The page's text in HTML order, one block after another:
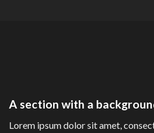
A section with a
Lorem ipsum dolor sit amet,